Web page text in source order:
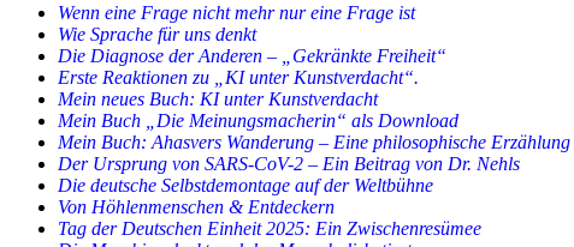
Wenn eine Frage nicht mehr nur eine Frage ist
Wie Sprache für uns denkt
Die Diagnose der Anderen – „Gekränkte Freiheit“
Erste Reaktionen zu „KI unter Kunstverdacht“.
Mein neues Buch: KI unter Kunstverdacht
Mein Buch „Die Meinungsmacherin“ als Download
Mein Buch: Ahasvers Wanderung – Eine philosophische Erzählung
Der Ursprung von SARS-CoV-2 – Ein Beitrag von Dr. Nehls
Die deutsche Selbstdemontage auf der Weltbühne
Von Höhlenmenschen & Entdeckern
Tag der Deutschen Einheit 2025: Ein Zwischenresümee